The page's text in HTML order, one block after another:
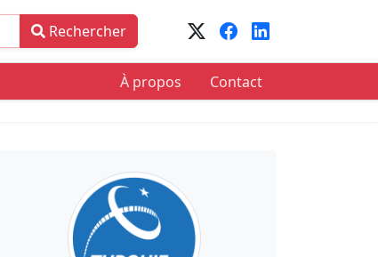
Rechercher
À propos Contact